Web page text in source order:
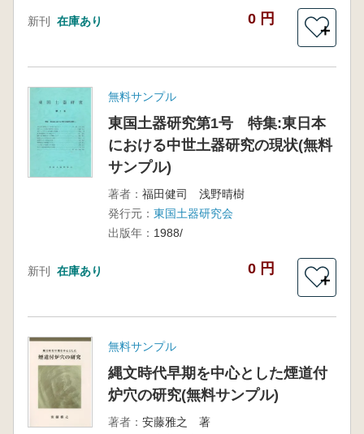
新刊 在庫あり 0 円
＋
無料サンプル
東国土器研究第1号 特集:東日本
における中世土器研究の現状(無料
サンプル)
著者： 福田健司 浅野晴樹
発行元： 東国土器研究会
出版年： 1988/
新刊 在庫あり 0 円
＋
無料サンプル
縄文時代早期を中心とした煙道付
炉穴の研究(無料サンプル)
著者： 安藤雅之 著